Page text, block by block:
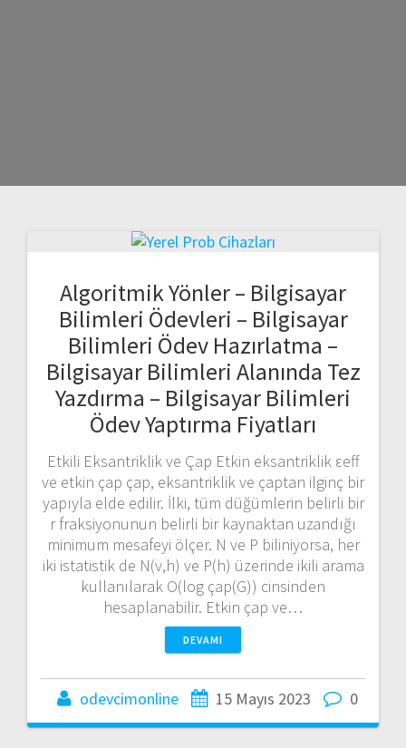
Algoritmik Yönler – Bilgisayar
Bilimleri Ödevleri – Bilgisayar
Bilimleri Ödev Hazırlatma –
Bilgisayar Bilimleri Alanında Tez
Yazdırma – Bilgisayar Bilimleri
Ödev Yaptırma Fiyatları
Etkili Eksantriklik ve Çap Etkin eksantriklik εeff
ve etkin çap çap, eksantriklik ve çaptan ilginç bir
yapıyla elde edilir. İlki, tüm düğümlerin belirli bir
r fraksiyonunun belirli bir kaynaktan uzandığı
minimum mesafeyi ölçer. N ve P biliniyorsa, her
iki istatistik de N(v,h) ve P(h) üzerinde ikili arama
kullanılarak O(log çap(G)) cinsinden
hesaplanabilir. Etkin çap ve…
DEVAMI
odevcimonline 15 Mayıs 2023 0